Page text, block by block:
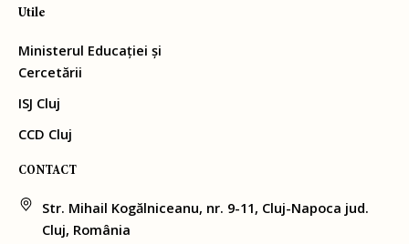
Utile
Ministerul Educației și
Cercetării
ISJ Cluj
CCD Cluj
CONTACT
Str. Mihail Kogălniceanu, nr. 9-11, Cluj-Napoca jud.
Cluj, România